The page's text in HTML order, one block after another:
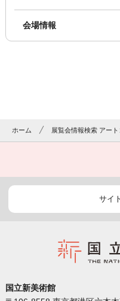
会場情報
ホーム 展覧会情報検索 アー
サイ
国立新美術館